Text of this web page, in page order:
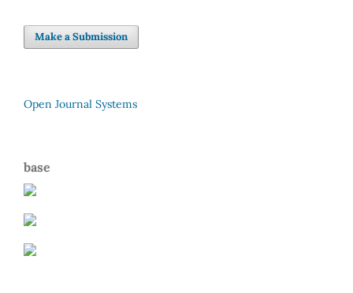
Make a Submission
Open Journal Systems
base